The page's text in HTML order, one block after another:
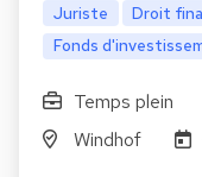
Juriste
Droit
Fonds
Temps plein
Windhof